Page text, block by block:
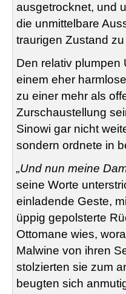
ausgetrocknet, und
die unmittelbare
traurigen Zustand
Den relativ plumpen
einem eher
zu einer mehr als
Zurschaustellung
Sinowi gar nicht
sondern ordnete in
„Und nun meine
seine Worte
einladende Geste,
üppig gepolsterte
Ottomane wies,
Malwine von ihren
stolzierten sie zum
beugten sich